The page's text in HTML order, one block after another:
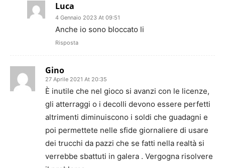
Luca
4 Gennaio 2023 At 09:51
Anche io sono bloccato li
Risposta
Gino
27 Aprile 2021 At 20:35
È inutile che nel gioco si avanzi con le licenze,
gli atterraggi o i decolli devono essere perfetti
altrimenti diminuiscono i soldi che guadagni e
poi permettete nelle sfide giornaliere di usare
dei trucchi da pazzi che se fatti nella realtà si
verrebbe sbattuti in galera . Vergogna risolvere